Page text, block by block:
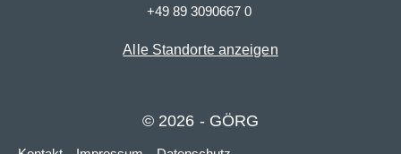
+49 89 3090667 0
Alle Standorte anzeigen
© 2026 - GÖRG